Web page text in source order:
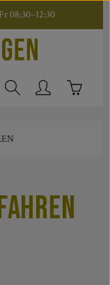
08:30–12:30